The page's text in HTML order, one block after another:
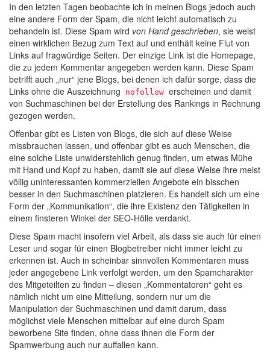
In den letzten Tagen beobachte ich in meinen Blogs jedoch auch
eine andere Form der Spam, die nicht leicht automatisch zu
behandeln ist. Diese Spam wird von Hand geschrieben, sie weist
einen wirklichen Bezug zum Text auf und enthält keine Flut von
Links auf fragwürdige Seiten. Der einzige Link ist die Homepage,
die zu jedem Kommentar angegeben werden kann. Diese Spam
betrifft auch „nur“ jene Blogs, bei denen ich dafür sorge, dass die
Links ohne die Auszeichnung
nofollow erscheinen und damit
von Suchmaschinen bei der Erstellung des Rankings in Rechnung
gezogen werden.
Offenbar gibt es Listen von Blogs, die sich auf diese Weise
missbrauchen lassen, und offenbar gibt es auch Menschen, die
eine solche Liste unwiderstehlich genug finden, um etwas Mühe
mit Hand und Kopf zu haben, damit sie auf diese Weise ihre meist
völlig uninteressanten kommerziellen Angebote ein bisschen
besser in den Suchmaschinen platzieren. Es handelt sich um eine
Form der „Kommunikation“, die ihre Existenz den Tätigkeiten in
einem finsteren Winkel der SEO-Hölle verdankt.
Diese Spam macht insofern viel Arbeit, als dass sie auch für einen
Leser und sogar für einen Blogbetreiber nicht immer leicht zu
erkennen ist. Auch in scheinbar sinnvollen Kommentaren muss
jeder angegebene Link verfolgt werden, um den Spamcharakter
des Mitgeteilten zu finden – diesen „Kommentatoren“ geht es
nämlich nicht um eine Mitteilung, sondern nur um die
Manipulation der Suchmaschinen und damit darum, dass
möglichst viele Menschen mittelbar auf eine durch Spam
beworbene Site finden, ohne dass ihnen die Form der
Spamwerbung auch nur auffallen kann.